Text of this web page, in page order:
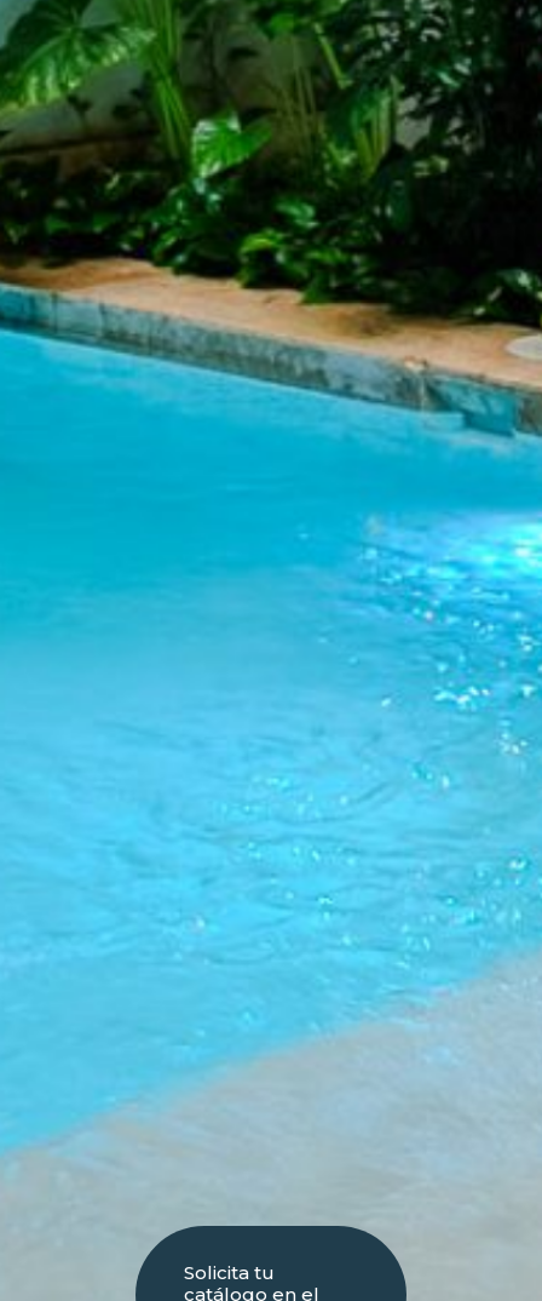
Solicita tu
catálogo en el